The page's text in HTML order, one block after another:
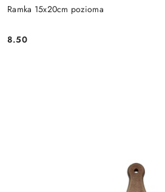
Ramka 15x20cm pozioma
Cena:
8.50